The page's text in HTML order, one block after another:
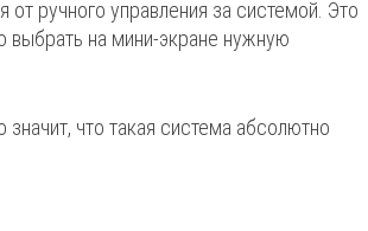
ручного управления за системой. Это
выбрать на мини-экране нужную
что такая система абсолютно